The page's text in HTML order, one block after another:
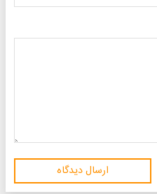
ارسال دیدگاه